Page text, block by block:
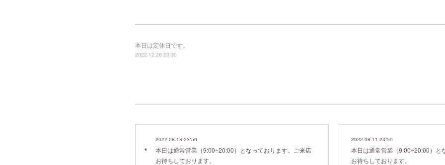
本日は定休日です。
2022.12.28 23:30
2022.08.13 23:50
本日は通常営業（9:00~20:00）となっております。ご来店
お待ちしております。
2022.08.11 23:50
本日は通常営業（9:00~20:00）と
お待ちしております。